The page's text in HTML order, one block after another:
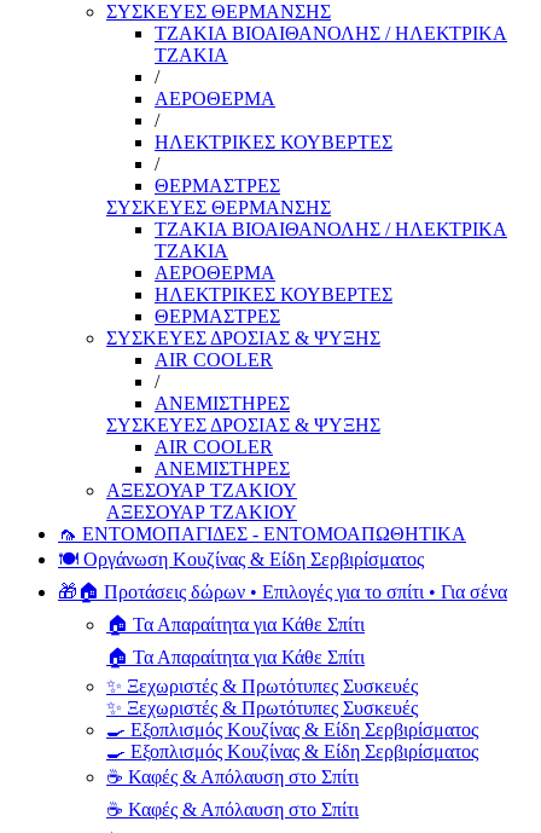
ΣΥΣΚΕΥΕΣ ΘΕΡΜΑΝΣΗΣ
ΤΖΑΚΙΑ ΒΙΟΑΙΘΑΝΟΛΗΣ / ΗΛΕΚΤΡΙΚΑ
ΤΖΑΚΙΑ
/
ΑΕΡΟΘΕΡΜΑ
/
ΗΛΕΚΤΡΙΚΕΣ ΚΟΥΒΕΡΤΕΣ
/
ΘΕΡΜΑΣΤΡΕΣ
ΣΥΣΚΕΥΕΣ ΘΕΡΜΑΝΣΗΣ
ΤΖΑΚΙΑ ΒΙΟΑΙΘΑΝΟΛΗΣ / ΗΛΕΚΤΡΙΚΑ
ΤΖΑΚΙΑ
ΑΕΡΟΘΕΡΜΑ
ΗΛΕΚΤΡΙΚΕΣ ΚΟΥΒΕΡΤΕΣ
ΘΕΡΜΑΣΤΡΕΣ
ΣΥΣΚΕΥΕΣ ΔΡΟΣΙΑΣ & ΨΥΞΗΣ
AIR COOLER
/
ΑΝΕΜΙΣΤΗΡΕΣ
ΣΥΣΚΕΥΕΣ ΔΡΟΣΙΑΣ & ΨΥΞΗΣ
AIR COOLER
ΑΝΕΜΙΣΤΗΡΕΣ
ΑΞΕΣΟΥΑΡ ΤΖΑΚΙΟΥ
ΑΞΕΣΟΥΑΡ ΤΖΑΚΙΟΥ
🦟 ΕΝΤΟΜΟΠΑΓΙΔΕΣ - ΕΝΤΟΜΟΑΠΩΘΗΤΙΚΑ
🍽️ Οργάνωση Κουζίνας & Είδη Σερβιρίσματος
🎁🏠 Προτάσεις δώρων • Επιλογές για το σπίτι • Για σένα
🏠 Τα Απαραίτητα για Κάθε Σπίτι
🏠 Τα Απαραίτητα για Κάθε Σπίτι
✨ Ξεχωριστές & Πρωτότυπες Συσκευές
✨ Ξεχωριστές & Πρωτότυπες Συσκευές
🍳 Εξοπλισμός Κουζίνας & Είδη Σερβιρίσματος
🍳 Εξοπλισμός Κουζίνας & Είδη Σερβιρίσματος
☕ Καφές & Απόλαυση στο Σπίτι
☕ Καφές & Απόλαυση στο Σπίτι